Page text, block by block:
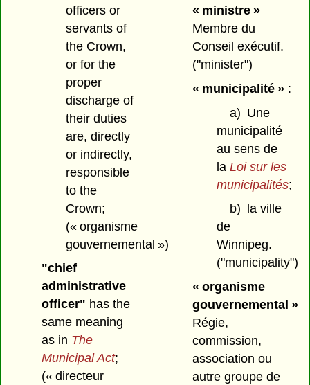
officers or
servants of
the Crown,
or for the
proper
discharge of
their duties
are, directly
or indirectly,
responsible
to the
Crown;
(« organisme
gouvernemental »)
"chief
administrative
officer" has the
same meaning
as in The
Municipal Act;
(« directeur
« ministre »
Membre du
Conseil exécutif.
("minister")
« municipalité »:
a) Une
municipalité
au sens de
la Loi sur les
municipalités;
b)
la ville
de
Winnipeg.
("municipality")
« organisme
gouvernemental »
Régie,
commission,
association ou
autre groupe de